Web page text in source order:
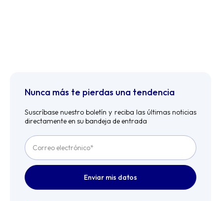
Nunca más te pierdas una tendencia
Suscríbase nuestro boletín y reciba las últimas noticias
directamente en su bandeja de entrada